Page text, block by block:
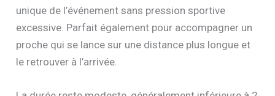
unique de l’événement sans pression sportive
excessive. Parfait également pour accompagner un
proche qui se lance sur une distance plus longue et
le retrouver à l’arrivée.